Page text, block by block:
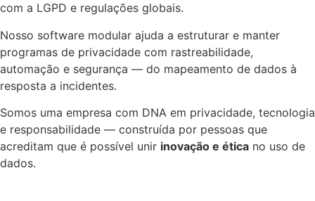
com a LGPD e regulações globais.
Nosso software modular ajuda a estruturar e manter
programas de privacidade com rastreabilidade,
automação e segurança — do mapeamento de dados à
resposta a incidentes.
Somos uma empresa com DNA em privacidade, tecnologia
e responsabilidade — construída por pessoas que
acreditam que é possível unir inovação e ética no uso de
dados.